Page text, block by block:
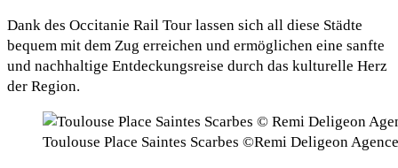
Dank des Occitanie Rail Tour lassen sich all diese Städte
bequem mit dem Zug erreichen und ermöglichen eine sanfte
und nachhaltige Entdeckungsreise durch das kulturelle Herz
der Region.
Toulouse Place Saintes Scarbes ©Remi Deligeon